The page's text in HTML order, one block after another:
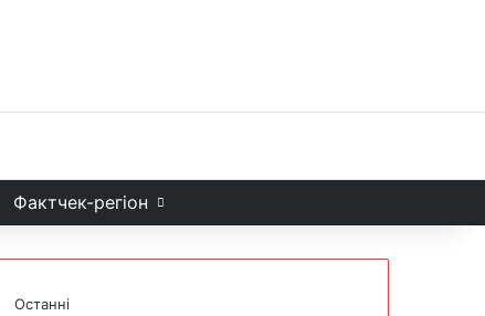
Фактчек-регіон
Останні